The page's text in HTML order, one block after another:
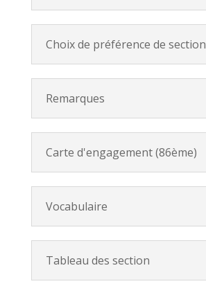
Choix de préférence de section
Remarques
Carte d'engagement (86ème)
Vocabulaire
Tableau des section